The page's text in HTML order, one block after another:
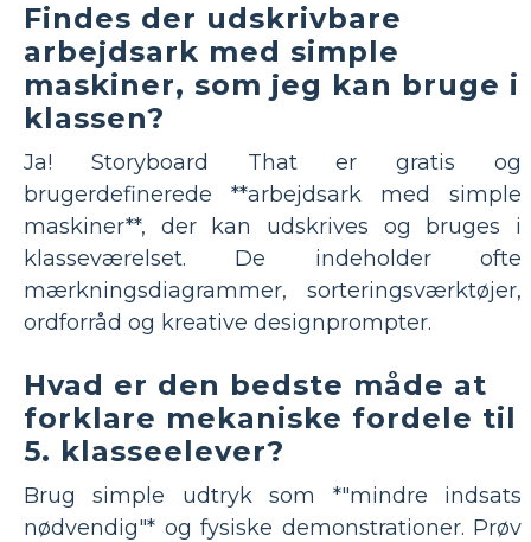
Findes der udskrivbare
arbejdsark med simple
maskiner, som jeg kan bruge i
klassen?
Ja! Storyboard That er gratis og
brugerdefinerede **arbejdsark med simple
maskiner**, der kan udskrives og bruges i
klasseværelset. De indeholder ofte
mærkningsdiagrammer, sorteringsværktøjer,
ordforråd og kreative designprompter.
Hvad er den bedste måde at
forklare mekaniske fordele til
5. klasseelever?
Brug simple udtryk som *"mindre indsats
nødvendig"* og fysiske demonstrationer. Prøv